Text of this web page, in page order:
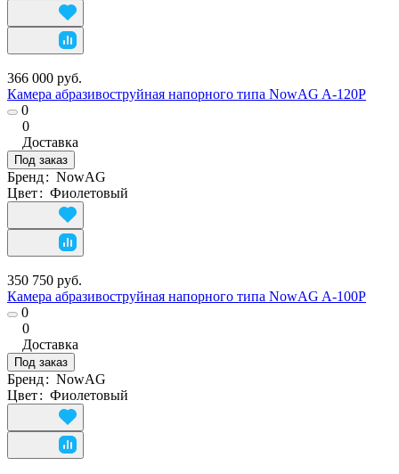
366 000 руб.
Камера абразивоструйная напорного типа NowAG A-120P
0
0
Доставка
Под заказ
Бренд: NowAG
Цвет: Фиолетовый
350 750 руб.
Камера абразивоструйная напорного типа NowAG A-100P
0
0
Доставка
Под заказ
Бренд: NowAG
Цвет: Фиолетовый